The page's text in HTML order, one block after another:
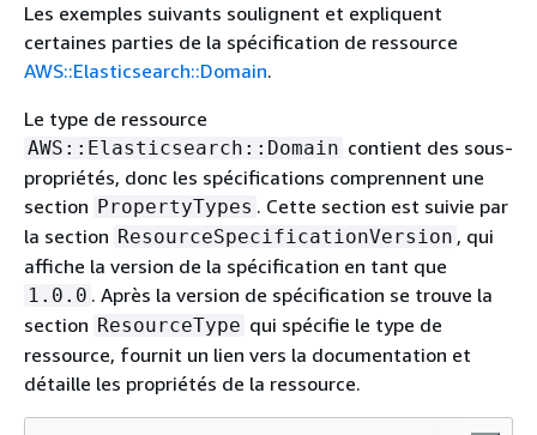
Les exemples suivants soulignent et expliquent
certaines parties de la spécification de ressource
AWS::Elasticsearch::Domain.
Le type de ressource
AWS::Elasticsearch::Domain contient des sous-
propriétés, donc les spécifications comprennent une
section PropertyTypes . Cette section est suivie par
la section ResourceSpecificationVersion , qui
affiche la version de la spécification en tant que
1.0.0 . Après la version de spécification se trouve la
section ResourceType qui spécifie le type de
ressource, fournit un lien vers la documentation et
détaille les propriétés de la ressource.